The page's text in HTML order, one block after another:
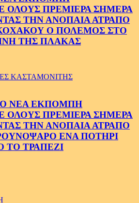
ΟΛΟΥΣ ΠΡΕΜΙΕΡΑ ΣΗΜΕΡΑ
ΤΗΝ ΑΝΟΠΑΙΑ ΑΤΡΑΠΟ
ΚΟΧΑΚΟΥ Ο ΠΟΛΕΜΟΣ ΣΤΟ
ΤΗΣ ΠΛΑΚΑΣ
ΚΑΣΤΑΜΟΝΙΤΗΣ
ΝΕΑ ΕΚΠΟΜΠΗ
ΟΛΟΥΣ ΠΡΕΜΙΕΡΑ ΣΗΜΕΡΑ
ΤΗΝ ΑΝΟΠΑΙΑ ΑΤΡΑΠΟ
ΕΝΑ ΠΟΤΗΡΙ
ΤΟ ΤΡΑΠΕΖΙ